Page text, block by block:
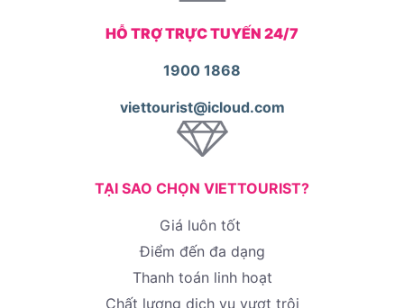
HỖ TRỢ TRỰC TUYẾN 24/7
1900 1868
viettourist@icloud.com
TẠI SAO CHỌN VIETTOURIST?
Giá luôn tốt
Điểm đến đa dạng
Thanh toán linh hoạt
Chất lượng dịch vụ vượt trội